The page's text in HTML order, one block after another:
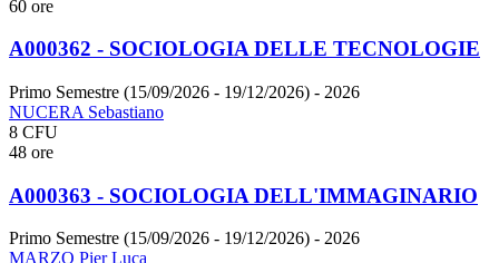
60 ore
A000362 - SOCIOLOGIA DELLE TECNOLOGIE
Primo Semestre (15/09/2026 - 19/12/2026) - 2026
NUCERA Sebastiano
8 CFU
48 ore
A000363 - SOCIOLOGIA DELL'IMMAGINARIO
Primo Semestre (15/09/2026 - 19/12/2026) - 2026
MARZO Pier Luca